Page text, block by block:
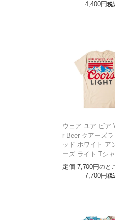
4,400 税
ウェア ユア ビア
r Beer クアーズラ
ッド ホワイト ア
ーズ ライト Tシ
定価 7,700 のと
7,700 税